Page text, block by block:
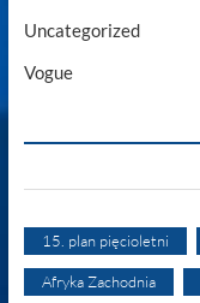
Uncategorized
Vogue
15. plan pięcioletni
Afryka Zachodnia